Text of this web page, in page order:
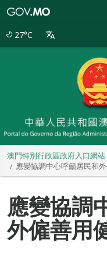
27°C
澳門特別行政區政府入口網站
應變協調中心呼籲居民和
應變協調
外僱善用